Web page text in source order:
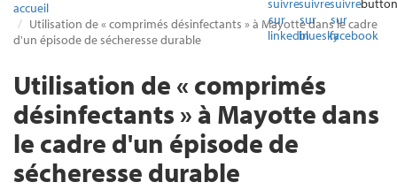
accueil
Utilisation de « comprimés désinfectants » à Mayotte dans le cadre
d'un épisode de sécheresse durable
Utilisation de « comprimés
désinfectants » à Mayotte dans
le cadre d'un épisode de
sécheresse durable